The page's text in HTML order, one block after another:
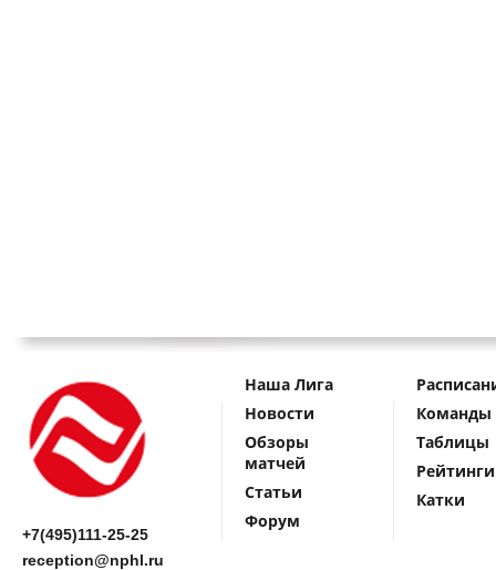
+7(495)111-25-25
reception@nphl.ru
Наша Лига
Новости
Обзоры
матчей
Статьи
Форум
Команды
Таблицы
Рейтинги
Катки